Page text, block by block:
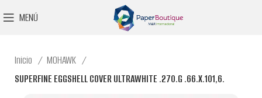
MENÚ
Inicio
MOHAWK
SUPERFINE EGGSHELL COVER ULTRAWHITE .270.G .66.X.101,6.